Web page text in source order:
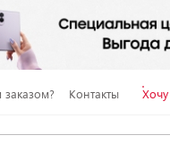
Контакты